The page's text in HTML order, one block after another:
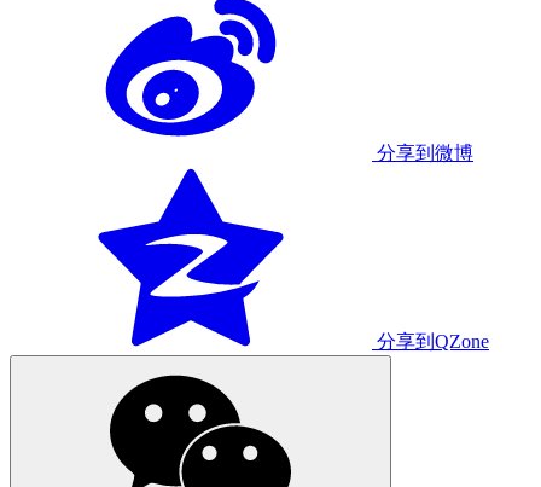
分享到微博
分享到QZone